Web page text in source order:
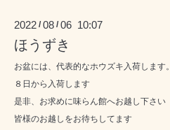
2022 /08 /06 10:07
ほうずき
お盆には、代表的なホウズキ入荷します。
８日から入荷します
是非、お求めに味らん館へお越し下さい
皆様のお越しをお待ちしてます